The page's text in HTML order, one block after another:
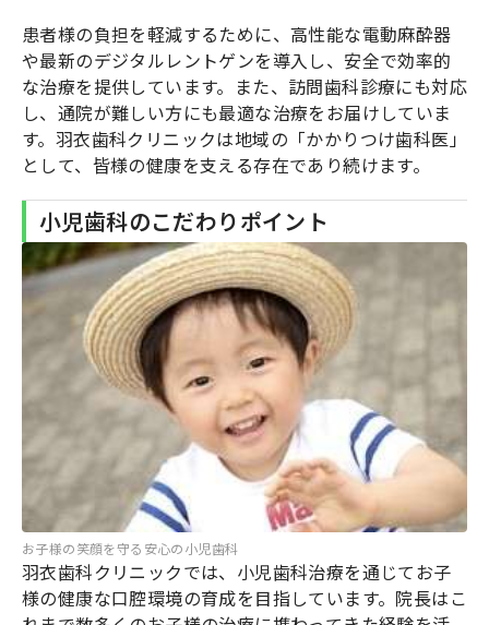
患者様の負担を軽減するために、高性能な電動麻酔器
や最新のデジタルレントゲンを導入し、安全で効率的
な治療を提供しています。また、訪問歯科診療にも対応
し、通院が難しい方にも最適な治療をお届けしていま
す。羽衣歯科クリニックは地域の「かかりつけ歯科医」
として、皆様の健康を支える存在であり続けます。
小児歯科のこだわりポイント
お子様の笑顔を守る安心の小児歯科
羽衣歯科クリニックでは、小児歯科治療を通じてお子
様の健康な口腔環境の育成を目指しています。院長はこ